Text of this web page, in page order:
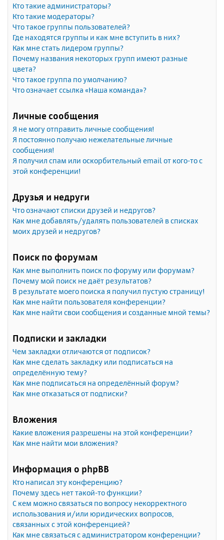
Кто такие администраторы?
Кто такие модераторы?
Что такое группы пользователей?
Где находятся группы и как мне вступить в них?
Как мне стать лидером группы?
Почему названия некоторых групп имеют разные
цвета?
Что такое группа по умолчанию?
Что означает ссылка «Наша команда»?
Личные сообщения
Я не могу отправить личные сообщения!
Я постоянно получаю нежелательные личные
сообщения!
Я получил спам или оскорбительный email от кого-то с
этой конференции!
Друзья и недруги
Что означают списки друзей и недругов?
Как мне добавлять/удалять пользователей в списках
моих друзей и недругов?
Поиск по форумам
Как мне выполнить поиск по форуму или форумам?
Почему мой поиск не даёт результатов?
В результате моего поиска я получил пустую страницу!
Как мне найти пользователя конференции?
Как мне найти свои сообщения и созданные мной темы?
Подписки и закладки
Чем закладки отличаются от подписок?
Как мне сделать закладку или подписаться на
определённую тему?
Как мне подписаться на определённый форум?
Как мне отказаться от подписки?
Вложения
Какие вложения разрешены на этой конференции?
Как мне найти мои вложения?
Информация о phpBB
Кто написал эту конференцию?
Почему здесь нет такой-то функции?
С кем можно связаться по вопросу некорректного
использования и/или юридических вопросов,
связанных с этой конференцией?
Как мне связаться с администратором конференции?